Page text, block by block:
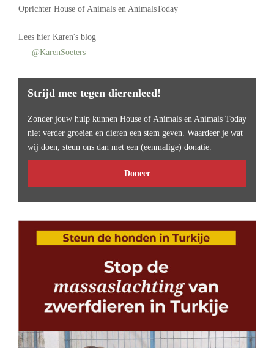
Oprichter House of Animals en AnimalsToday
Lees hier Karen's blog
@KarenSoeters
Strijd mee tegen dierenleed!
Zonder jouw hulp kunnen House of Animals en Animals Today
niet verder groeien en dieren een stem geven. Waardeer je wat
wij doen, steun ons dan met een (eenmalige) donatie.
Doneer